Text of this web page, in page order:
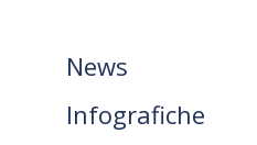
News
Infografiche